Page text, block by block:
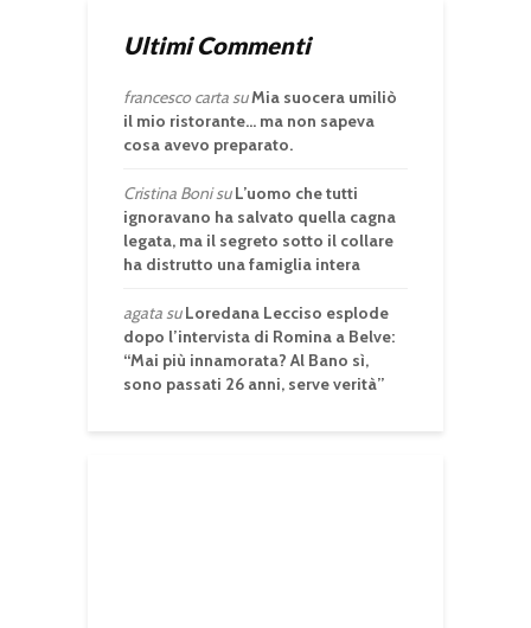
Ultimi Commenti
francesco cartasuMia suocera umiliò
il mio ristorante… ma non sapeva
cosa avevo preparato.
Cristina BonisuL’uomo che tutti
ignoravano ha salvato quella cagna
legata, ma il segreto sotto il collare
ha distrutto una famiglia intera
agatasuLoredana Lecciso esplode
dopo l’intervista di Romina a Belve:
“Mai più innamorata? Al Bano sì,
sono passati 26 anni, serve verità”